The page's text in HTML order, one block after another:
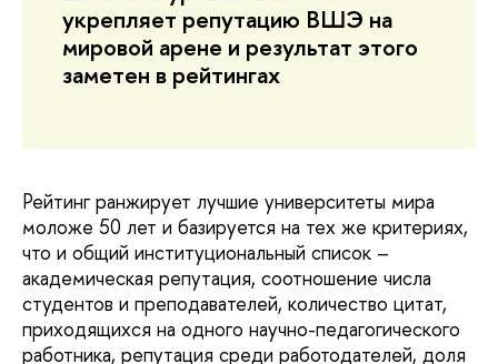
укрепляет репутацию ВШЭ на
мировой арене и результат этого
заметен в рейтингах
Рейтинг ранжирует лучшие университеты мира
моложе 50 лет и базируется на тех же критериях,
что и общий институциональный список –
академическая репутация, соотношение числа
студентов и преподавателей, количество цитат,
приходящихся на одного научно-педагогического
работника, репутация среди работодателей, доля